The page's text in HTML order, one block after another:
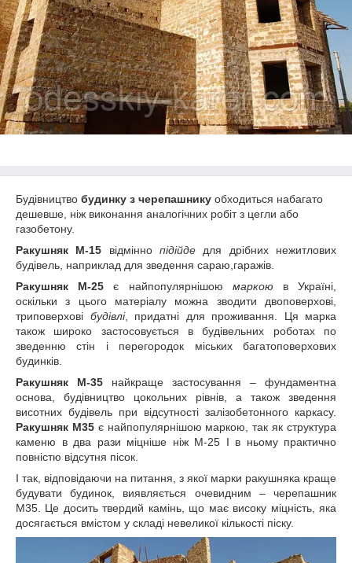
Будівництво будинку з черепашнику обходиться набагато
дешевше, ніж виконання аналогічних робіт з цегли або
газобетону.
Ракушняк М-15 відміннопідійде для дрібних нежитлових
будівель, наприклад для зведення сараю,гаражів.
Ракушняк М-25є найпопулярнішою маркою в Україні,
оскільки з цього матеріалу можна зводити двоповерхові,
триповерхові будівлі, придатні для проживання. Ця марка
також широко застосовується в будівельних роботах по
зведенню стін і перегородок міських багатоповерхових
будинків.
Ракушняк М-35 найкраще застосування – фундаментна
основа, будівництво цокольних рівнів, а також зведення
висотних будівель при відсутності залізобетонного каркасу.
Ракушняк М35є найпопулярнішою маркою, так як структура
каменю в два рази міцніше ніж М-25 І в ньому практично
повністю відсутня пісок.
І так, відповідаючи на питання, з якої марки ракушняка краще
будувати будинок, виявляється очевидним – черепашник
М35. Це досить твердий камінь, що має високу міцність, яка
досягається вмістом у складі невеликої кількості піску.